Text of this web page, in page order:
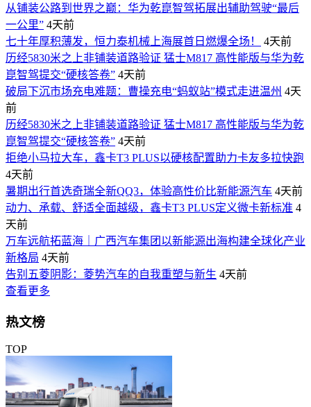
从铺装公路到世界之巅：华为乾崑智驾拓展出辅助驾驶“最后
一公里” 4天前
七十年厚积薄发，恒力泰机械上海展首日燃爆全场！
4天前
历经5830米之上非铺装道路验证 猛士M817 高性能版与华为乾
崑智驾提交“硬核答卷” 4天前
破局下沉市场充电难题：曹操充电“蚂蚁站”模式走进温州 4天
前
历经5830米之上非铺装道路验证 猛士M817 高性能版与华为乾
崑智驾提交“硬核答卷” 4天前
拒绝小马拉大车，鑫卡T3 PLUS以硬核配置助力卡友多拉快跑
4天前
暑期出行首选奇瑞全新QQ3，体验高性价比新能源汽车 4天前
动力、承载、舒适全面越级，鑫卡T3 PLUS定义微卡新标准 4
天前
万车远航拓蓝海｜广西汽车集团以新能源出海构建全球化产业
新格局 4天前
告别五菱阴影：菱势汽车的自我重塑与新生 4天前
查看更多
热文榜
TOP